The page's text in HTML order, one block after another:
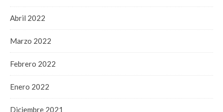
Abril 2022
Marzo 2022
Febrero 2022
Enero 2022
Diciembre 2021